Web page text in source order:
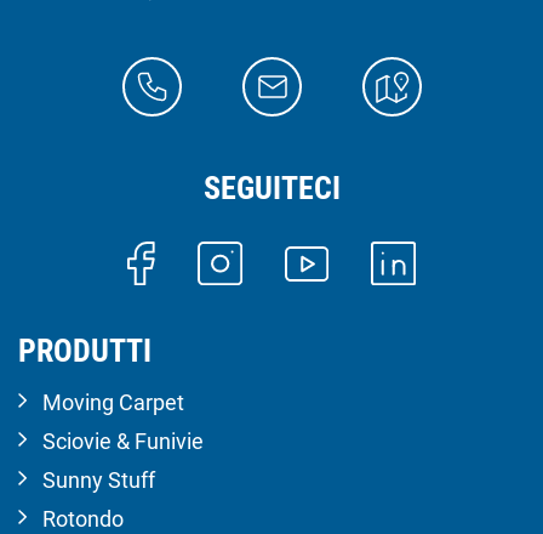
SEGUITECI
PRODUTTI
Moving Carpet
Sciovie & Funivie
Sunny Stuff
Rotondo